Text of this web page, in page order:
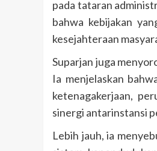
pada tataran
bahwa kebijakan
kesejahteraan
Suparjan juga
Ia menjelaskan
ketenagakerjaan,
sinergi antarinstansi
Lebih jauh, ia